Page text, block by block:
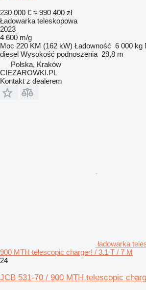
230 000 € ≈ 990 400 zł
Ładowarka teleskopowa
2023
4 600 m/g
Moc 220 KM (162 kW) Ładowność 6 000 kg
diesel Wysokość podnoszenia 29,8 m
Polska, Kraków
CIEZAROWKI.PL
Kontakt z dealerem
ładowarka
900 MTH telescopic charger! / 3.1 T / 7 M
24
JCB 531-70 / 900 MTH telescopic